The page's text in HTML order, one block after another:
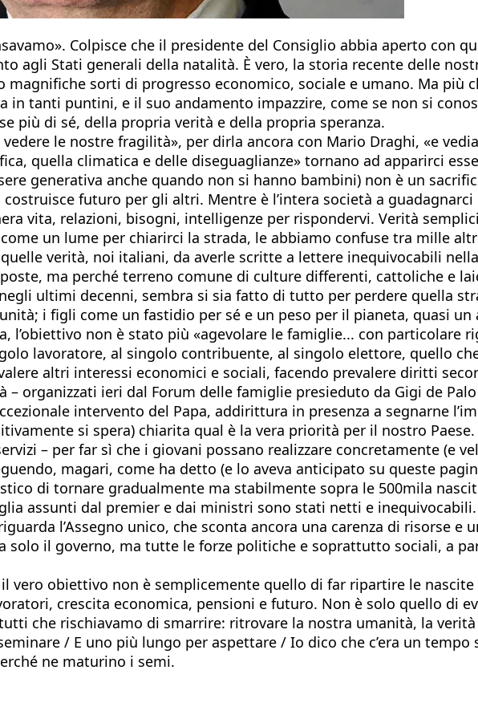
Colpisce che il presidente del Consiglio abbia aperto con
agli Stati generali della natalità. È vero, la storia recente delle
magnifiche sorti di progresso economico, sociale e umano. Ma più
in tanti puntini, e il suo andamento impazzire, come se non si
più di sé, della propria verità e della propria speranza.
le nostre fragilità», per dirla ancora con Mario Draghi, «e
quella climatica e delle diseguaglianze» tornano ad apparirci
generativa anche quando non si hanno bambini) non è un
futuro per gli altri. Mentre è l’intera società a
vita, relazioni, bisogni, intelligenze per rispondervi. Verità
un lume per chiarirci la strada, le abbiamo confuse tra mille
verità, noi italiani, da averle scritte a lettere inequivocabili
ma perché terreno comune di culture differenti, cattoliche e
ultimi decenni, sembra si sia fatto di tutto per perdere quella
i figli come un fastidio per sé e un peso per il pianeta, quasi
l’obiettivo non è stato più «agevolare le famiglie... con particolare
lavoratore, al singolo contribuente, al singolo elettore, quello
altri interessi economici e sociali, facendo prevalere diritti
organizzati ieri dal Forum delle famiglie presieduto da Gigi de
intervento del Papa, addirittura in presenza a segnarne
si spera) chiarita qual è la vera priorità per il nostro
– per far sì che i giovani possano realizzare concretamente (e
magari, come ha detto (e lo aveva anticipato su queste
di tornare gradualmente ma stabilmente sopra le 500mila
assunti dal premier e dai ministri sono stati netti e
l’Assegno unico, che sconta ancora una carenza di risorse e
solo il governo, ma tutte le forze politiche e soprattutto sociali, a
vero obiettivo non è semplicemente quello di far ripartire le nascite
crescita economica, pensioni e futuro. Non è solo quello di
che rischiavamo di smarrire: ritrovare la nostra umanità, la
/ E uno più lungo per aspettare / Io dico che c’era un
ne maturino i semi.